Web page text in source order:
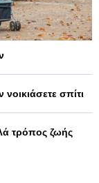
σπίτι
τρόπος ζωής